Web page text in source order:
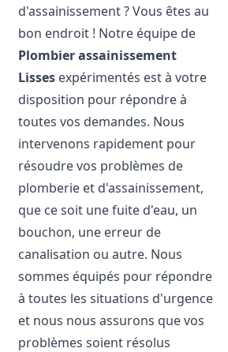
d'assainissement ? Vous êtes au
bon endroit ! Notre équipe de
Plombier assainissement
Lisses expérimentés est à votre
disposition pour répondre à
toutes vos demandes. Nous
intervenons rapidement pour
résoudre vos problèmes de
plomberie et d'assainissement,
que ce soit une fuite d'eau, un
bouchon, une erreur de
canalisation ou autre. Nous
sommes équipés pour répondre
à toutes les situations d'urgence
et nous nous assurons que vos
problèmes soient résolus